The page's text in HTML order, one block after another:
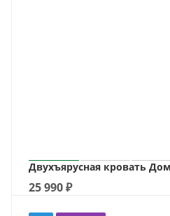
Двухъярусная кровать
25 990₽